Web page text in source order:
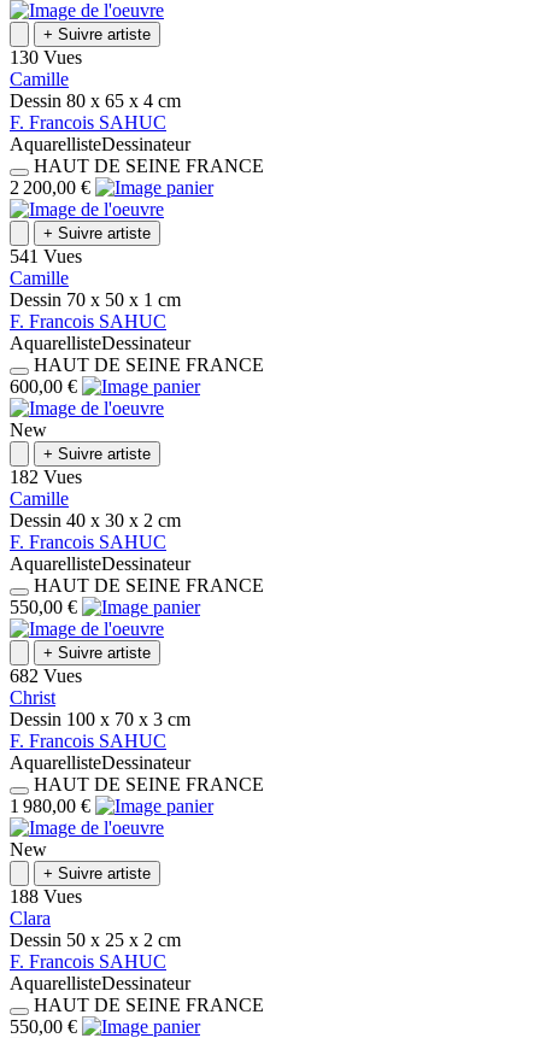
+ Suivre artiste
130 Vues
Camille
Dessin 80 x 65 x 4 cm
F. Francois SAHUC
AquarellisteDessinateur
HAUT DE SEINE FRANCE
2 200,00 €
+ Suivre artiste
541 Vues
Camille
Dessin 70 x 50 x 1 cm
F. Francois SAHUC
AquarellisteDessinateur
HAUT DE SEINE FRANCE
600,00 €
New
+ Suivre artiste
182 Vues
Camille
Dessin 40 x 30 x 2 cm
F. Francois SAHUC
AquarellisteDessinateur
HAUT DE SEINE FRANCE
550,00 €
+ Suivre artiste
682 Vues
Christ
Dessin 100 x 70 x 3 cm
F. Francois SAHUC
AquarellisteDessinateur
HAUT DE SEINE FRANCE
1 980,00 €
New
+ Suivre artiste
188 Vues
Clara
Dessin 50 x 25 x 2 cm
F. Francois SAHUC
AquarellisteDessinateur
HAUT DE SEINE FRANCE
550,00 €